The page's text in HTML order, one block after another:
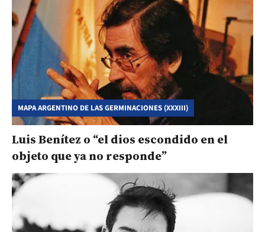
MAPA ARGENTINO DE LAS GERMINACIONES (XXXIII)
Luis Benítez o “el dios escondido en el
objeto que ya no responde”